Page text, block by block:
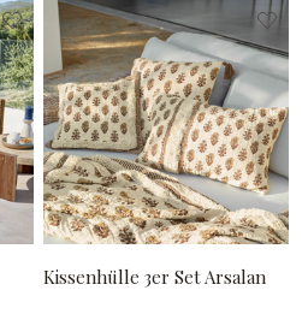
Kissenhülle 3er Set Arsalan